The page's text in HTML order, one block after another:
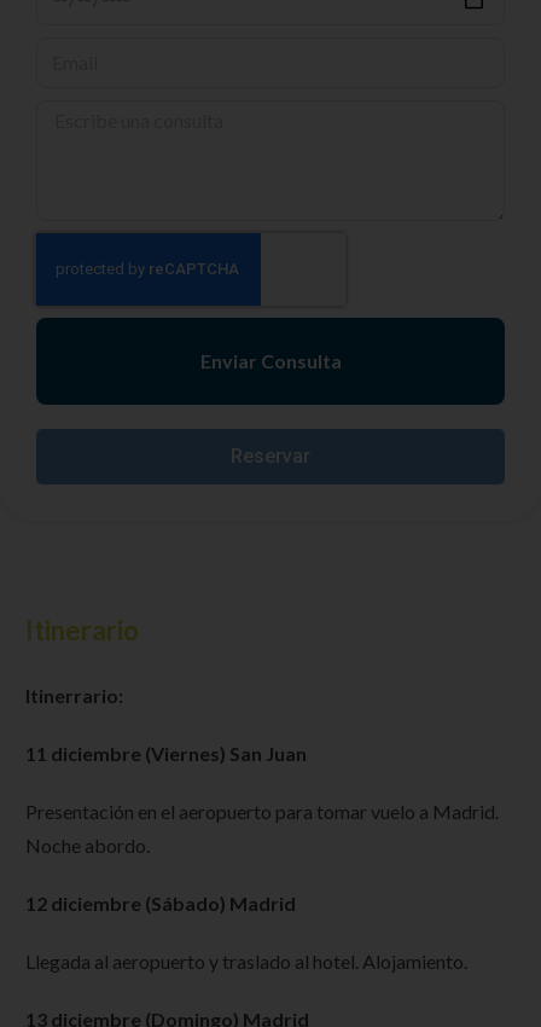
Enviar Consulta
Reservar
Itinerario
Itinerrario:
11 diciembre (Viernes) San Juan
Presentación en el aeropuerto para tomar vuelo a Madrid.
Noche abordo.
12 diciembre (Sábado) Madrid
Llegada al aeropuerto y traslado al hotel. Alojamiento.
13 diciembre (Domingo) Madrid